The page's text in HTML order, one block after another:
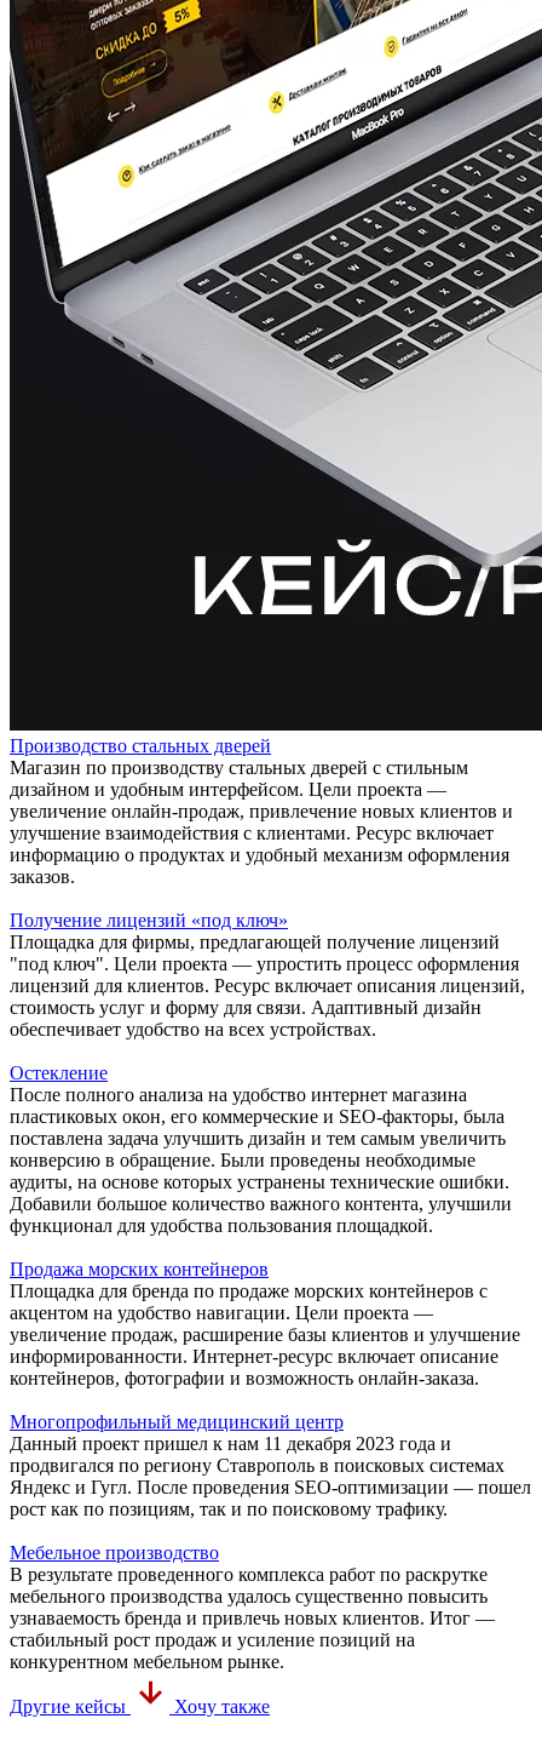
Производство стальных дверей
Магазин по производству стальных дверей с стильным
дизайном и удобным интерфейсом. Цели проекта —
увеличение онлайн-продаж, привлечение новых клиентов и
улучшение взаимодействия с клиентами. Ресурс включает
информацию о продуктах и удобный механизм оформления
заказов.
Получение лицензий «под ключ»
Площадка для фирмы, предлагающей получение лицензий
"под ключ". Цели проекта — упростить процесс оформления
лицензий для клиентов. Ресурс включает описания лицензий,
стоимость услуг и форму для связи. Адаптивный дизайн
обеспечивает удобство на всех устройствах.
Остекление
После полного анализа на удобство интернет магазина
пластиковых окон, его коммерческие и SEO-факторы, была
поставлена задача улучшить дизайн и тем самым увеличить
конверсию в обращение. Были проведены необходимые
аудиты, на основе которых устранены технические ошибки.
Добавили большое количество важного контента, улучшили
функционал для удобства пользования площадкой.
Продажа морских контейнеров
Площадка для бренда по продаже морских контейнеров с
акцентом на удобство навигации. Цели проекта —
увеличение продаж, расширение базы клиентов и улучшение
информированности. Интернет-ресурс включает описание
контейнеров, фотографии и возможность онлайн-заказа.
Многопрофильный медицинский центр
Данный проект пришел к нам 11 декабря 2023 года и
продвигался по региону Ставрополь в поисковых системах
Яндекс и Гугл. После проведения SEO-оптимизации — пошел
рост как по позициям, так и по поисковому трафику.
Мебельное производство
В результате проведенного комплекса работ по раскрутке
мебельного производства удалось существенно повысить
узнаваемость бренда и привлечь новых клиентов. Итог —
стабильный рост продаж и усиление позиций на
конкурентном мебельном рынке.
Другие кейсы Хочу также